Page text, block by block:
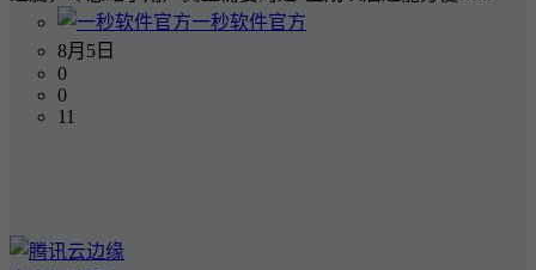
一秒软件官方
8月5日
0
0
11